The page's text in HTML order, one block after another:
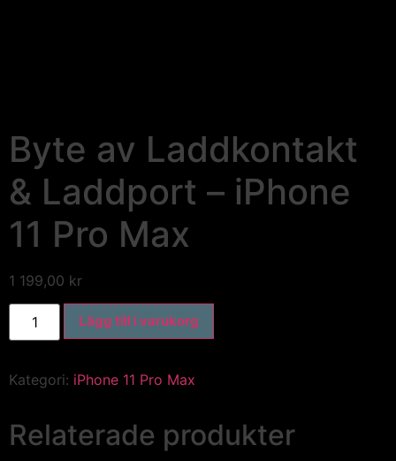
Byte av Laddkontakt
& Laddport – iPhone
11 Pro Max
1 199,00 kr
Lägg till i varukorg
Kategori: iPhone 11 Pro Max
Relaterade produkter